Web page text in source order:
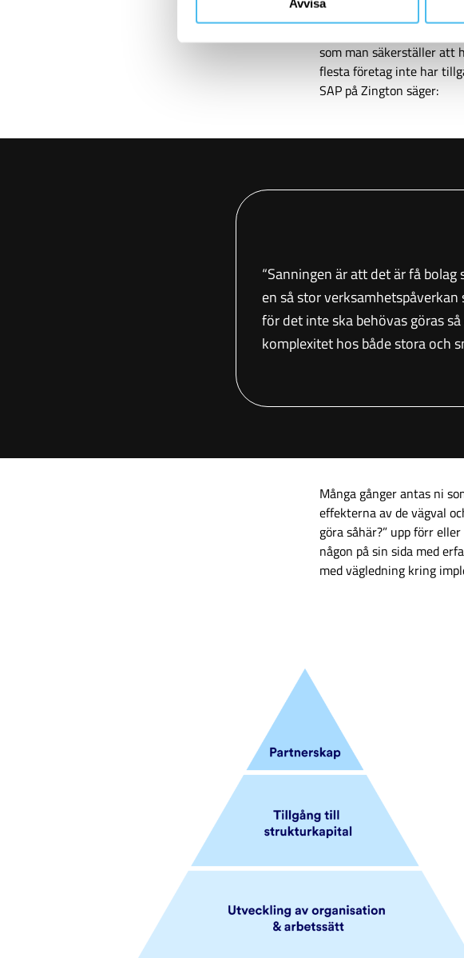
Avvisa
arkitektoniska principer,
som man säkerställer att
flesta företag inte har
SAP på Zington säger:
“Sanningen är att det är få
en så stor
för det inte ska behövas göras
komplexitet hos både stora och
Många gånger antas ni
effekterna av de vägval
göra såhär?” upp förr
någon på sin sida med
med vägledning kring